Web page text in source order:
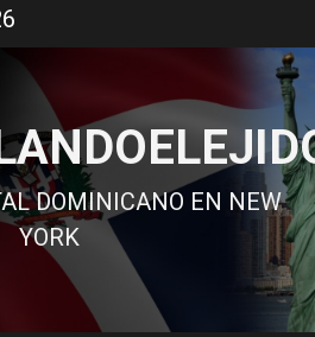
DOMINICANO EN NEW
YORK